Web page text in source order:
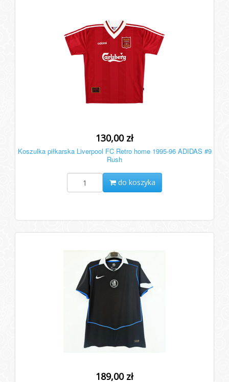
130,00 zł
Koszulka piłkarska Liverpool FC Retro home 1995-96 ADIDAS #9
Rush
do koszyka
189,00 zł